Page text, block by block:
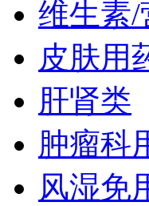
维生素/
皮肤用
肝肾类
肿瘤科
风湿免